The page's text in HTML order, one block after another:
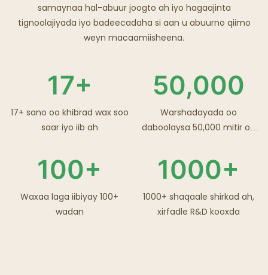
samaynaa hal-abuur joogto ah iyo hagaajinta
tignoolajiyada iyo badeecadaha si aan u abuurno qiimo
weyn macaamiisheena.
17+
17+ sano oo khibrad wax soo
saar iyo iib ah
50,000
Warshadayada oo
daboolaysa 50,000 mitir oo
100+
Waxaa laga iibiyay 100+
wadan
1000+
1000+ shaqaale shirkad ah,
xirfadle R&D kooxda